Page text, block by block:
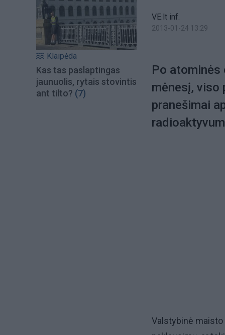
Klaipėda
Kas tas paslaptingas
jaunuolis, rytais stovintis
ant tilto? (7)
VE.lt inf.
2013-01-24 13:29
Po
mėnesį, viso
pranešimai
Valstybinė